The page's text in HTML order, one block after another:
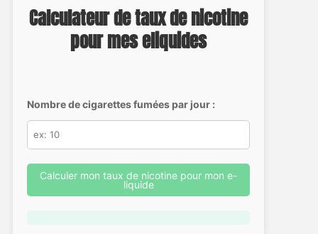
Calculateur de taux de nicotine
pour mes eliquides
Nombre de cigarettes fumées par jour :
Calculer mon taux de nicotine pour mon e-
liquide